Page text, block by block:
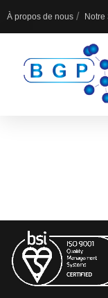
À propos de nous Notre